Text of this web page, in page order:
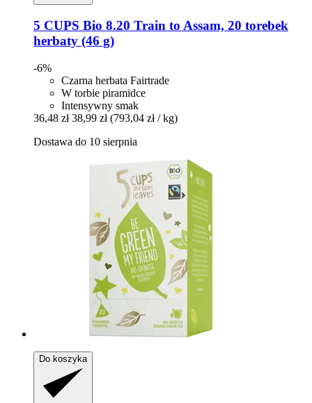
5 CUPS Bio 8.20 Train to Assam, 20 torebek
herbaty (46 g)
-6%
Czarna herbata Fairtrade
W torbie piramidce
Intensywny smak
36,48 zł 38,99 zł (793,04 zł / kg)
Dostawa do 10 sierpnia
Do koszyka